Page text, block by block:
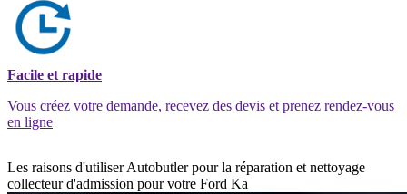
Facile et rapide
Vous créez votre demande, recevez des devis et prenez rendez-vous
en ligne
Les raisons d'utiliser Autobutler pour la réparation et nettoyage
collecteur d'admission pour votre Ford Ka